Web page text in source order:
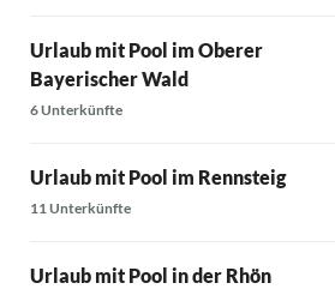
Urlaub mit Pool im Oberer
Bayerischer Wald
6 Unterkünfte
Urlaub mit Pool im Rennsteig
11 Unterkünfte
Urlaub mit Pool in der Rhön